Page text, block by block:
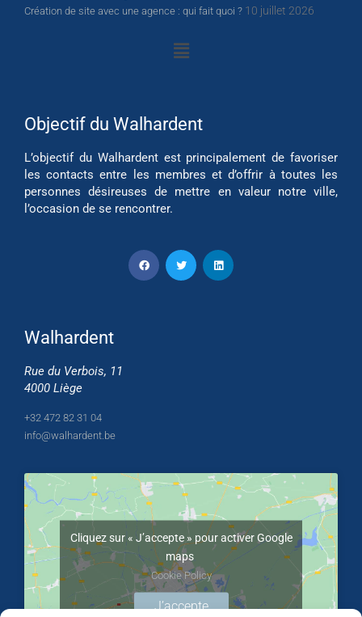
Création de site avec une agence : qui fait quoi ? 10 juillet 2026
Objectif du Walhardent
L’objectif du Walhardent est principalement de favoriser
les contacts entre les membres et d’offrir à toutes les
personnes désireuses de mettre en valeur notre ville,
l’occasion de se rencontrer.
Walhardent
Rue du Verbois, 11
4000 Liège
+32 472 82 31 04
info@walhardent.be
Cliquez sur « J’accepte » pour activer Google
maps
Cookie Policy
J’accepte